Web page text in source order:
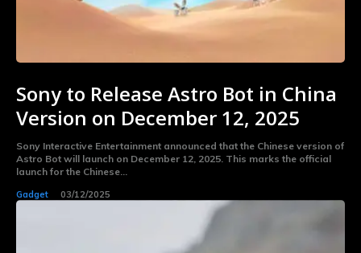
Sony to Release Astro Bot in China
Version on December 12, 2025
Sony Interactive Entertainment announced that the Chinese version of
Astro Bot will launch on December 12, 2025. This marks the official
launch for the Chinese...
Gadget 03/12/2025